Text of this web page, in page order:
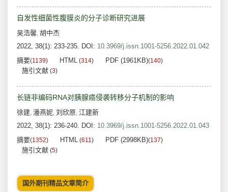
自发性细菌性腹膜炎的分子诊断研究进展
吴浩馨, 胡中杰
2022, 38(1): 233-235. DOI: 10.3969/j.issn.1001-5256.2022.01.042
摘要(1139) HTML (314) PDF (1961KB)(140)
施引文献 (3)
长链非编码RNA对胰腺癌侵袭转移分子机制的影响
徐建, 潘燕妮, 刘欣原, 江建新
2022, 38(1): 236-240. DOI: 10.3969/j.issn.1001-5256.2022.01.043
摘要(1352) HTML (611) PDF (2998KB)(137)
施引文献 (5)
国外期刊精品文章简介